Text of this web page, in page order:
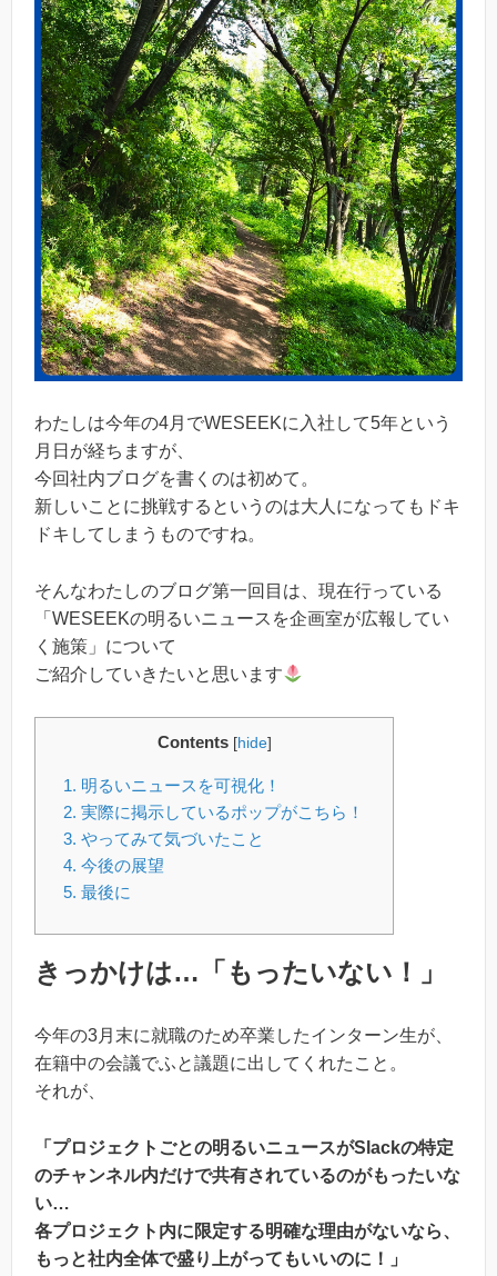
わたしは今年の4月でWESEEKに入社して5年という
月日が経ちますが、
今回社内ブログを書くのは初めて。
新しいことに挑戦するというのは大人になってもドキ
ドキしてしまうものですね。
そんなわたしのブログ第一回目は、現在行っている
「WESEEKの明るいニュースを企画室が広報してい
く施策」について
ご紹介していきたいと思います
Contents [hide]
1. 明るいニュースを可視化！
2. 実際に掲示しているポップがこちら！
3. やってみて気づいたこと
4. 今後の展望
5. 最後に
きっかけは…「もったいない！」
今年の3月末に就職のため卒業したインターン生が、
在籍中の会議でふと議題に出してくれたこと。
それが、
「プロジェクトごとの明るいニュースがSlackの特定
のチャンネル内だけで共有されているのがもったいな
い…
各プロジェクト内に限定する明確な理由がないなら、
もっと社内全体で盛り上がってもいいのに！」